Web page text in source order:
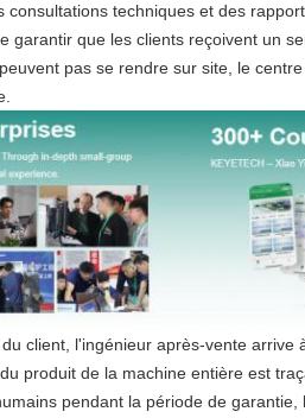
techniques et des
garantir que les clients reçoivent un
pas se rendre sur site, le
client, l'ingénieur après-vente
produit de la machine entière est
pendant la période de